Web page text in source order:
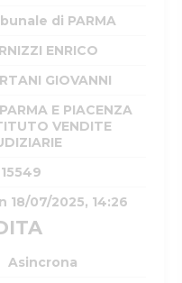
di PARMA
ENRICO
GIOVANNI
E PIACENZA
VENDITE
18/07/2025, 14:26
Asincrona